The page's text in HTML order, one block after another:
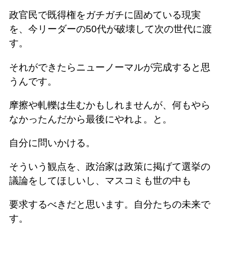
政官民で既得権をガチガチに固めている現実
を、今リーダーの50代が破壊して次の世代に渡
す。
それができたらニューノーマルが完成すると思
うんです。
摩擦や軋轢は生むかもしれませんが、何もやら
なかったんだから最後にやれよ。と。
自分に問いかける。
そういう観点を、政治家は政策に掲げて選挙の
議論をしてほしいし、マスコミも世の中も
要求するべきだと思います。自分たちの未来で
す。